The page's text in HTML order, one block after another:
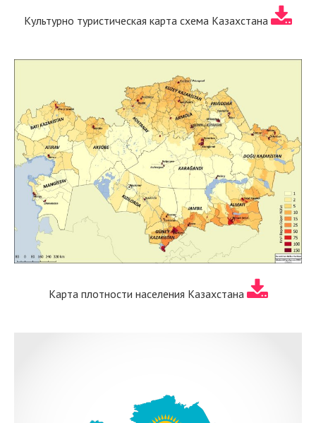
Культурно туристическая карта схема Казахстана
Карта плотности населения Казахстана